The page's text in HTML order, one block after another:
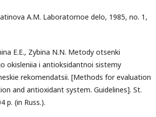
A.M. Laboratornoe delo, 1985, no. 1,
E.E., Zybina N.N. Metody otsenki
okisleniia i antioksidantnoi sistemy
rekomendatsii. [Methods for evaluation
and antioxidant system. Guidelines]. St.
p. (in Russ.).